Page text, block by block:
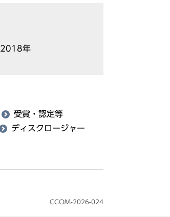
2018年
受賞・認定等
ディスクロージャー
CCOM-2026-024